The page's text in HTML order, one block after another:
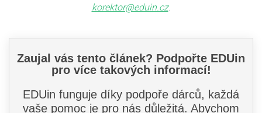
korektor@eduin.cz.